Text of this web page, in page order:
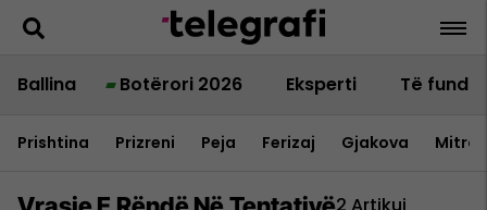
Ballina Botërori 2026 Eksperti Të fundit
Prishtina Prizreni Peja Ferizaj Gjakova